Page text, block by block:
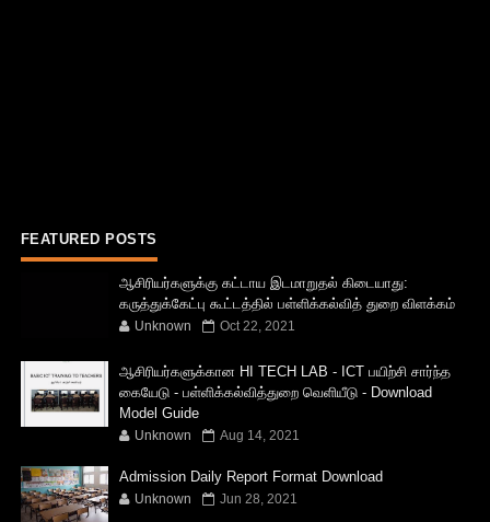
FEATURED POSTS
ஆசிரியர்களுக்கு கட்டாய இடமாறுதல் கிடையாது:
கருத்துக்கேட்பு கூட்டத்தில் பள்ளிக்கல்வித் துறை விளக்கம்
Unknown Oct 22, 2021
ஆசிரியர்களுக்கான HI TECH LAB - ICT பயிற்சி சார்ந்த
கையேடு - பள்ளிக்கல்வித்துறை வெளியீடு - Download
Model Guide
Unknown Aug 14, 2021
Admission Daily Report Format Download
Unknown Jun 28, 2021